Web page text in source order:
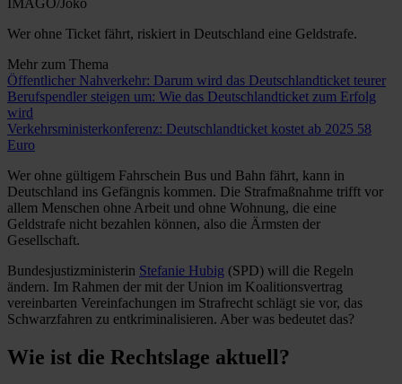
IMAGO/Joko
Wer ohne Ticket fährt, riskiert in Deutschland eine Geldstrafe.
Mehr zum Thema
Öffentlicher Nahverkehr: Darum wird das Deutschlandticket teurer
Berufspendler steigen um: Wie das Deutschlandticket zum Erfolg
wird
Verkehrsministerkonferenz: Deutschlandticket kostet ab 2025 58
Euro
Wer ohne gültigem Fahrschein Bus und Bahn fährt, kann in
Deutschland ins Gefängnis kommen. Die Strafmaßnahme trifft vor
allem Menschen ohne Arbeit und ohne Wohnung, die eine
Geldstrafe nicht bezahlen können, also die Ärmsten der
Gesellschaft.
Bundesjustizministerin Stefanie Hubig (SPD) will die Regeln
ändern. Im Rahmen der mit der Union im Koalitionsvertrag
vereinbarten Vereinfachungen im Strafrecht schlägt sie vor, das
Schwarzfahren zu entkriminalisieren. Aber was bedeutet das?
Wie ist die Rechtslage aktuell?